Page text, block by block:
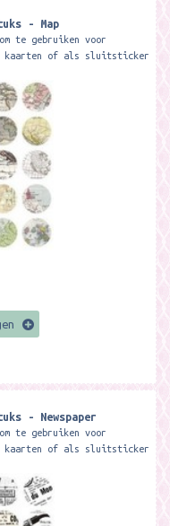
- Map
te gebruiken voor
kaarten of als sluitsticker
- Newspaper
te gebruiken voor
kaarten of als sluitsticker